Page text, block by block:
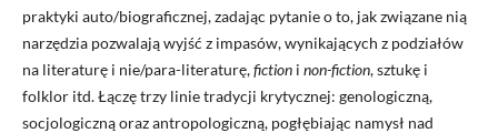
praktyki auto/biograficznej, zadając pytanie o to, jak związane nią
narzędzia pozwalają wyjść z impasów, wynikających z podziałów
na literaturę i nie/para-literaturę,fictioni non-fiction, sztukę i
folklor itd. Łączę trzy linie tradycji krytycznej: genologiczną,
socjologiczną oraz antropologiczną, pogłębiając namysł nad